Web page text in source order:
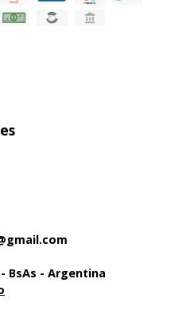
BsAs - Argentina